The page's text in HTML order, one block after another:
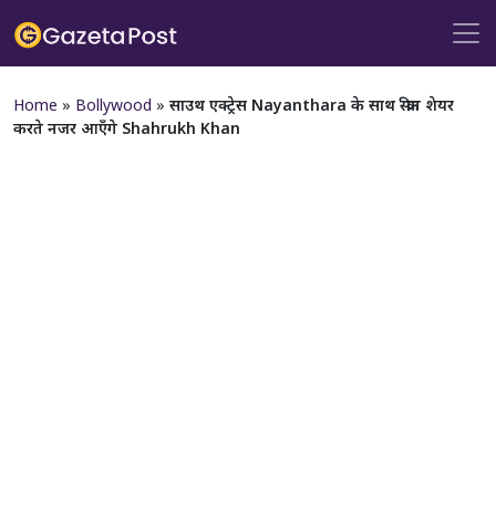
Home » Bollywood » साउथ एक्ट्रेस Nayanthara के साथ स्क्रीन शेयर
करते नजर आएँगे Shahrukh Khan